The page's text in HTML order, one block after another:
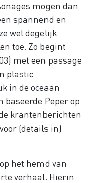
mogen dan
spannend en
wel degelijk
toe. Zo begint
met een passage
plastic
in de oceaan
baseerde Peper op
krantenberichten
(details in)
het hemd van
verhaal. Hierin